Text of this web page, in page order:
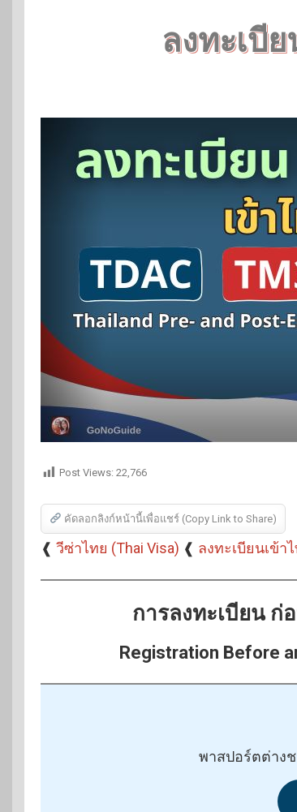
ลงทะเบี
Post Views: 22,766
คัดลอกลิงก์หน้านี้เพื่อแชร์ (Copy Link to Share)
❰ วีซ่าไทย (Thai Visa) ❰ ลงทะเบียนเข้า
การลงทะเบียน ก่
Registration Before
พาสปอร์ตต่าง